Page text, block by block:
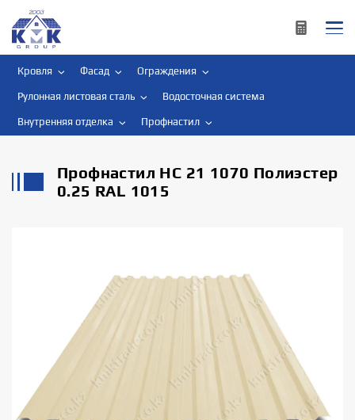
Кровля Фасад Ограждения
Рулонная листовая сталь Водосточная система
Внутренняя отделка Профнастил
Профнастил НС 21 1070 Полиэстер
0.25 RAL 1015